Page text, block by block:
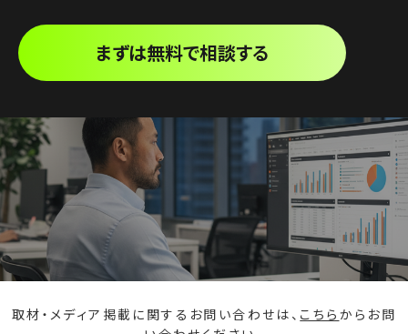
まずは無料で相談する
取材・メディア掲載に関するお問い合わせは、 こちら からお問